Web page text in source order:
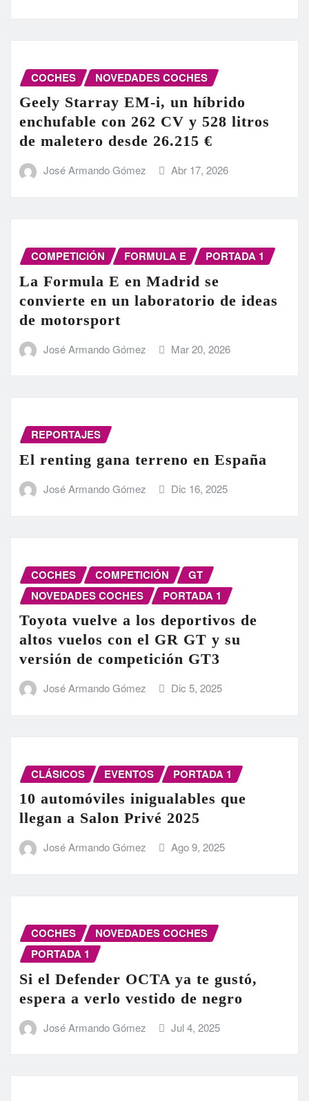
COCHES NOVEDADES COCHES
Geely Starray EM-i, un híbrido
enchufable con 262 CV y 528 litros
de maletero desde 26.215 €
José Armando Gómez Abr 17, 2026
COMPETICIÓN FORMULA E PORTADA 1
La Formula E en Madrid se
convierte en un laboratorio de ideas
de motorsport
José Armando Gómez Mar 20, 2026
REPORTAJES
El renting gana terreno en España
José Armando Gómez Dic 16, 2025
COCHES COMPETICIÓN
GT
NOVEDADES COCHES
PORTADA 1
Toyota vuelve a los deportivos de
altos vuelos con el GR GT y su
versión de competición GT3
José Armando Gómez Dic 5, 2025
CLÁSICOS EVENTOS PORTADA 1
10 automóviles inigualables que
llegan a Salon Privé 2025
José Armando Gómez Ago 9, 2025
COCHES
NOVEDADES COCHES
PORTADA 1
Si el Defender OCTA ya te gustó,
espera a verlo vestido de negro
José Armando Gómez Jul 4, 2025